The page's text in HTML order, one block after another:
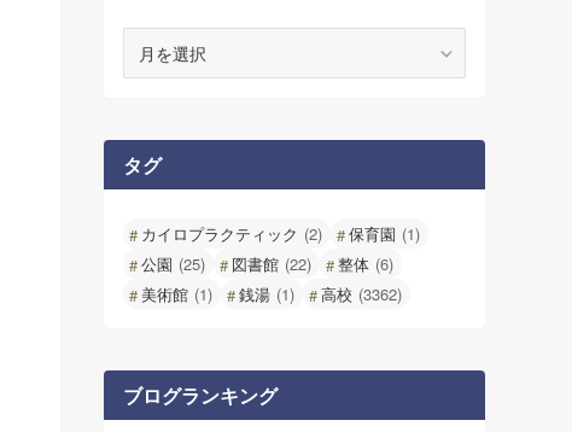
ブ
タグ
カイロプラクティック (2) 保育園 (1)
公園 (25) 図書館 (22) 整体 (6)
美術館 (1) 銭湯 (1) 高校 (3362)
ブログランキング